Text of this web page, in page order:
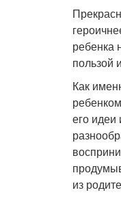
ребенка
пользой
Как
его
из